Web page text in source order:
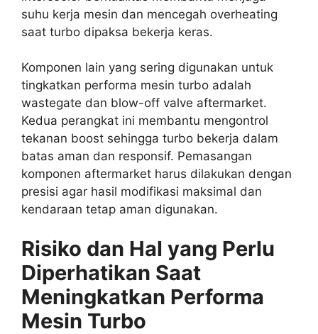
suhu kerja mesin dan mencegah overheating
saat turbo dipaksa bekerja keras.
Komponen lain yang sering digunakan untuk
tingkatkan performa mesin turbo adalah
wastegate dan blow-off valve aftermarket.
Kedua perangkat ini membantu mengontrol
tekanan boost sehingga turbo bekerja dalam
batas aman dan responsif. Pemasangan
komponen aftermarket harus dilakukan dengan
presisi agar hasil modifikasi maksimal dan
kendaraan tetap aman digunakan.
Risiko dan Hal yang Perlu
Diperhatikan Saat
Meningkatkan Performa
Mesin Turbo